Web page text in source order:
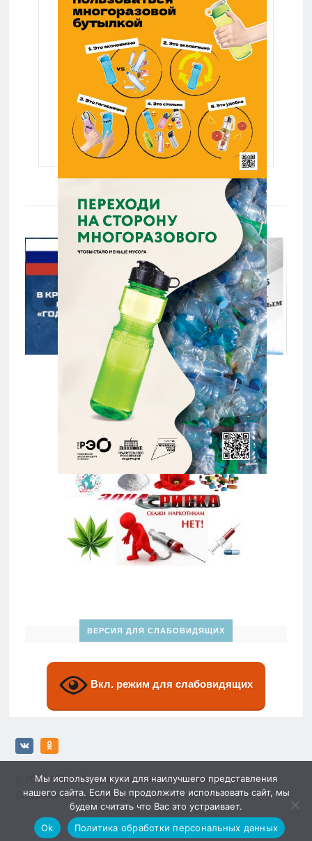
ВЕРСИЯ ДЛЯ СЛАБОВИДЯЩИХ
Вкл. режим для слабовидящих
© 2026 МБУ «Дворец спорта» им. Ю. Гагарина»
Создание и поддержка: sewwwa@gmail.com
Мы используем куки для наилучшего представления
нашего сайта. Если Вы продолжите использовать сайт, мы
будем считать что Вас это устраивает.
Ok
Политика обработки персональных данных